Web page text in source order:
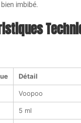
imbibé.
Détail
Voopoo
5 ml